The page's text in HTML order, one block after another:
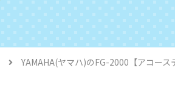
YAMAHA(ヤマハ)のFG-2000【アコース